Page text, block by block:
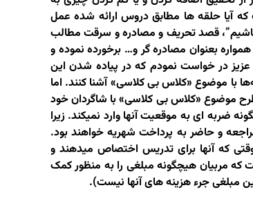
آیا حلقه ها مطابق دروس ارائه شده عمل
قصد تحریف و مصادره و سرقت مطالب
بعنوان مصادره گر و… برخورده نموده و
عزیز در خواست نمودم که در پیاده شدن این
با موضوع «کلاس بی کلاسی» آشنا کنند. اما
موضوع «کلاس بی کلاسی» با شاگردان خود
ضربه ای به موقعیت آنها وارد نمیکند. زیرا
و حاضر به پرداخت شهریه خواهند بود.
وقتی که آنها برای تدریس اختصاص میدهند و
که مربیان هیچگونه مبلغی را به منظور کمک
مبلغی جرء هزینه های آنها نیست).